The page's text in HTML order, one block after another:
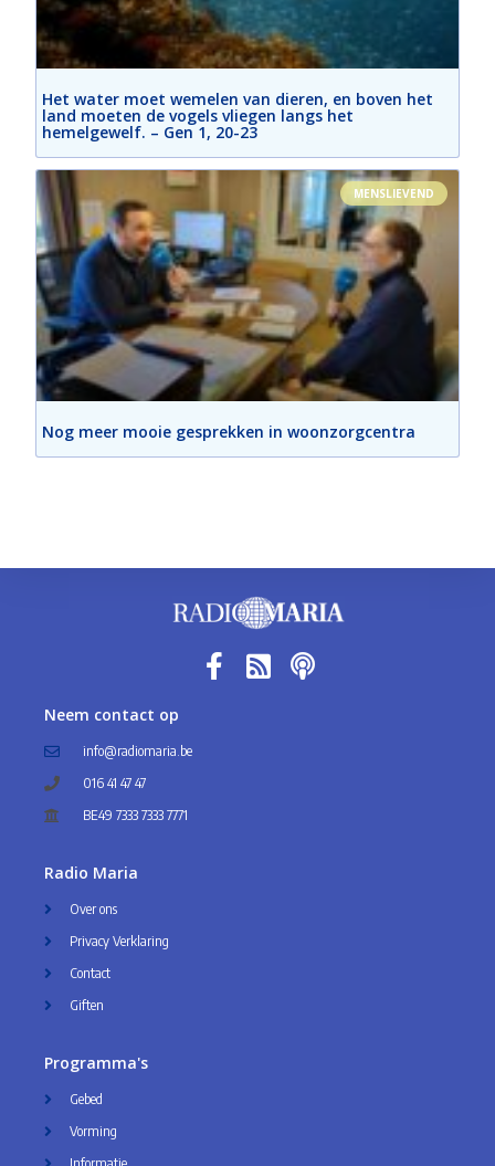
Het water moet wemelen van dieren, en boven het
land moeten de vogels vliegen langs het
hemelgewelf. – Gen 1, 20-23
MENSLIEVEND
Nog meer mooie gesprekken in woonzorgcentra
Neem contact op
info@radiomaria.be
016 41 47 47
BE49 7333 7333 7771
Radio Maria
Over ons
Privacy Verklaring
Contact
Giften
Programma's
Gebed
Vorming